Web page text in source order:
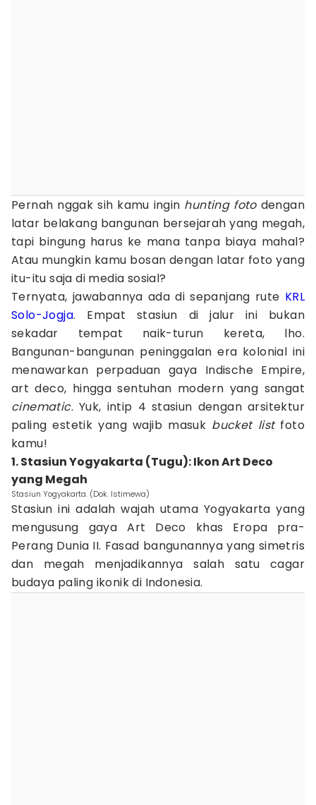
Pernah nggak sih kamu ingin hunting fotodengan
latar belakang bangunan bersejarah yang megah,
tapi bingung harus ke mana tanpa biaya mahal?
Atau mungkin kamu bosan dengan latar foto yang
itu-itu saja di media sosial?
Ternyata, jawabannya ada di sepanjang rute KRL
Solo-Jogja. Empat stasiun di jalur ini bukan
sekadar tempat naik-turun kereta, lho.
Bangunan-bangunan peninggalan era kolonial ini
menawarkan perpaduan gaya Indische Empire,
art deco, hingga sentuhan modern yang sangat
cinematic. Yuk, intip 4 stasiun dengan arsitektur
paling estetik yang wajib masuk bucket listfoto
kamu!
1. Stasiun Yogyakarta (Tugu): Ikon Art Deco
yang Megah
Stasiun Yogyakarta. (Dok. Istimewa)
Stasiun ini adalah wajah utama Yogyakarta yang
mengusung gaya Art Deco khas Eropa pra-
Perang Dunia II. Fasad bangunannya yang simetris
dan megah menjadikannya salah satu cagar
budaya paling ikonik di Indonesia.